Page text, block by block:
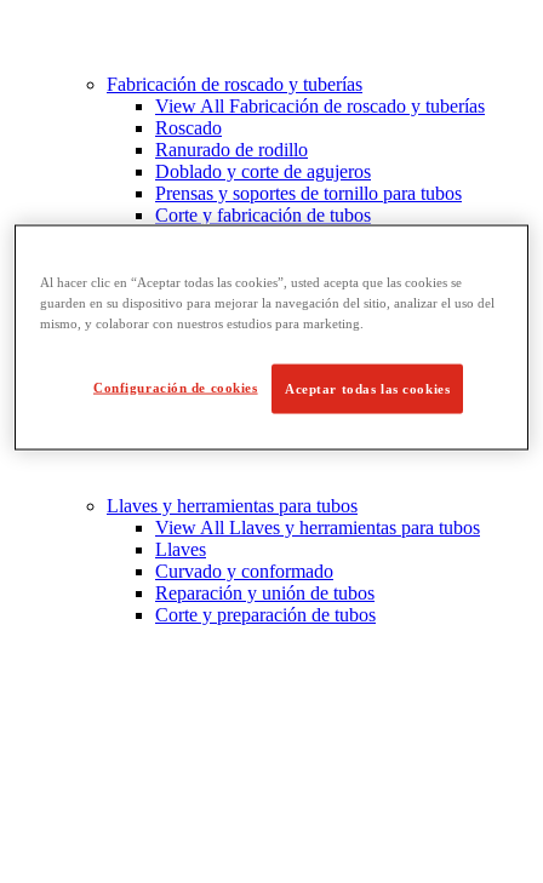
Fabricación de roscado y tuberías
View All Fabricación de roscado y tuberías
Roscado
Ranurado de rodillo
Doblado y corte de agujeros
Prensas y soportes de tornillo para tubos
Corte y fabricación de tubos
Llaves y herramientas para tubos
View All Llaves y herramientas para tubos
Llaves
Curvado y conformado
Reparación y unión de tubos
Corte y preparación de tubos
Al hacer clic en “Aceptar todas las cookies”, usted acepta que las cookies se
guarden en su dispositivo para mejorar la navegación del sitio, analizar el uso del
mismo, y colaborar con nuestros estudios para marketing.
Configuración de cookies Aceptar todas las cookies